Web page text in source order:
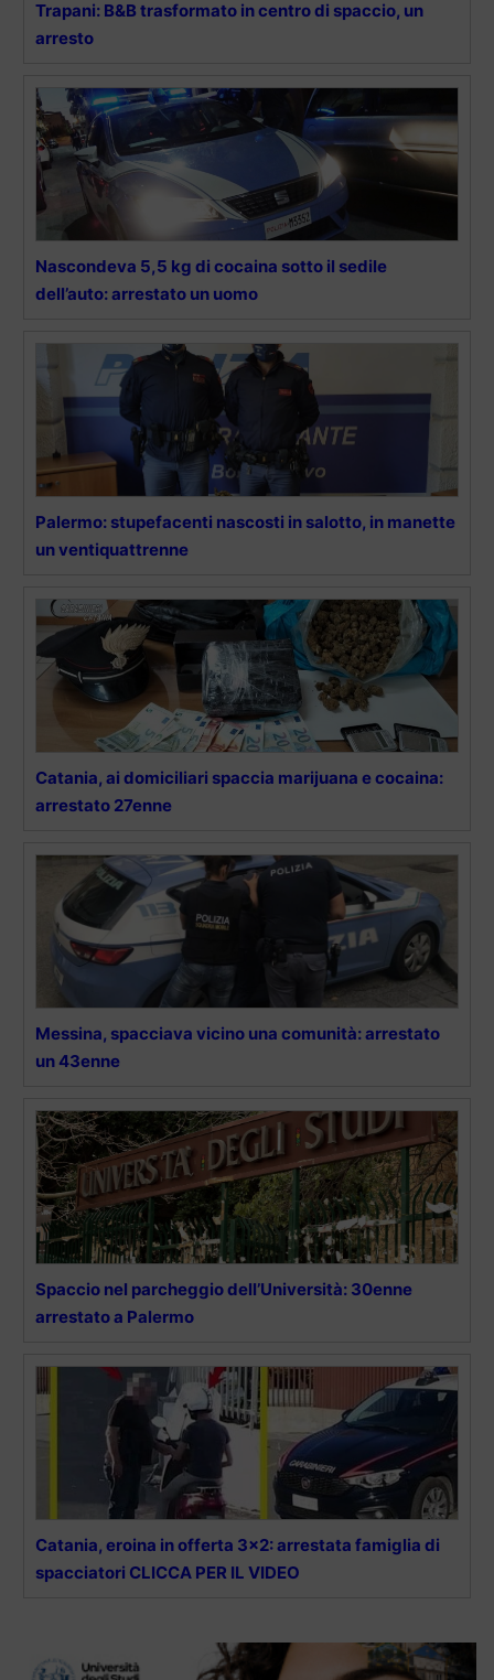
Trapani: B&B trasformato in centro di spaccio, un
arresto
Nascondeva 5,5 kg di cocaina sotto il sedile
dell’auto: arrestato un uomo
Palermo: stupefacenti nascosti in salotto, in manette
un ventiquattrenne
Catania, ai domiciliari spaccia marijuana e cocaina:
arrestato 27enne
Messina, spacciava vicino una comunità: arrestato
un 43enne
Spaccio nel parcheggio dell’Università: 30enne
arrestato a Palermo
Catania, eroina in offerta 3×2: arrestata famiglia di
spacciatori CLICCA PER IL VIDEO